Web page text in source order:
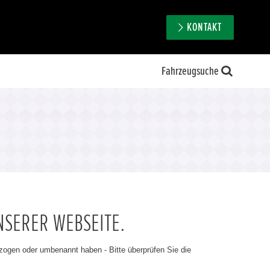
KONTAKT
Fahrzeugsuche
WEBSEITE.
oder umbenannt haben - Bitte überprüfen Sie die